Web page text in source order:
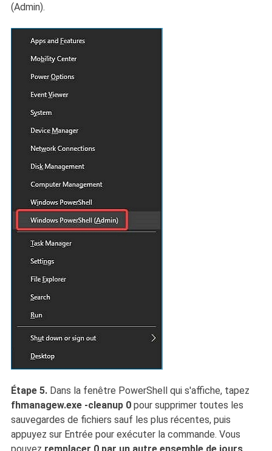
(Admin).
Étape 5.Dans la fenêtre PowerShell qui s'affiche, tapez
fhmanagew.exe -cleanup 0pour supprimer toutes les
sauvegardes de fichiers sauf les plus récentes, puis
appuyez sur Entrée pour exécuter la commande. Vous
pouvez remplacer 0 par un autre ensemble de jours